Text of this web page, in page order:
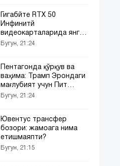
Гигабйте RTX 50
Инфинитй
видеокарталарида янги
12VHPWR ечимини
Бугун, 21:24
Пентагонда қўрқув ва
ваҳима: Трамп Эрондаги
мағлубият учун Пит
Хегсетни айблади
Бугун, 21:24
Ювентус трансфер
бозори: жамоага нима
етишмаяпти?
Бугун, 21:15